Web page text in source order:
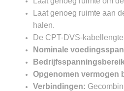
Laat genoeg ruimte aan
halen.
De CPT-DVS-
Nominale
Opgenomen vermogen
Verbindingen: